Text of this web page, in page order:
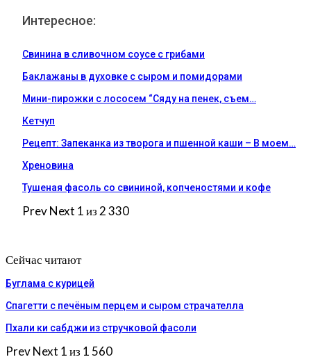
Интересное:
Свинина в сливочном соусе с грибами
Баклажаны в духовке с сыром и помидорами
Мини-пирожки с лососем “Сяду на пенек, съем…
Кетчуп
Рецепт: Запеканка из творога и пшенной каши – В моем…
Хреновина
Тушеная фасоль со свининой, копченостями и кофе
PrevNext 1 из 2 330
Сейчас читают
Буглама с курицей
Спагетти с печёным перцем и сыром страчателла
Пхали ки сабджи из стручковой фасоли
PrevNext 1 из 1 560